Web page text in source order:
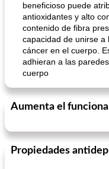
beneficioso puede
antioxidantes y alto
contenido de fibra
capacidad de unirse a
cáncer en el cuerpo.
adhieran a las
cuerpo
Aumenta el
Propiedades